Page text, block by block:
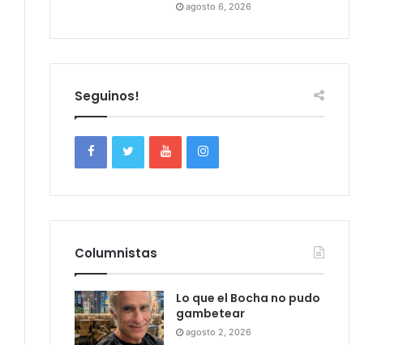
agosto 6, 2026
Seguinos!
Columnistas
Lo que el Bocha no pudo
gambetear
agosto 2, 2026